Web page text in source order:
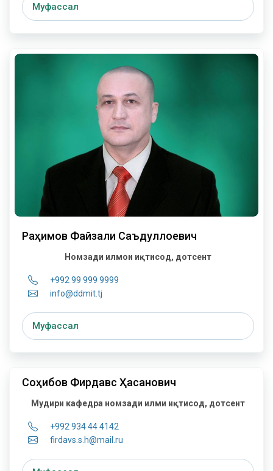
Муфассал
Раҳимов Файзали Саъдуллоевич
Номзади илмҳои иқтисод, дотсент
+992 99 999 9999
info@ddmit.tj
Муфассал
Соҳибов Фирдавс Ҳасанович
Мудири кафедра номзади илми иқтисод, дотсент
+992 934 44 4142
firdavs.s.h@mail.ru